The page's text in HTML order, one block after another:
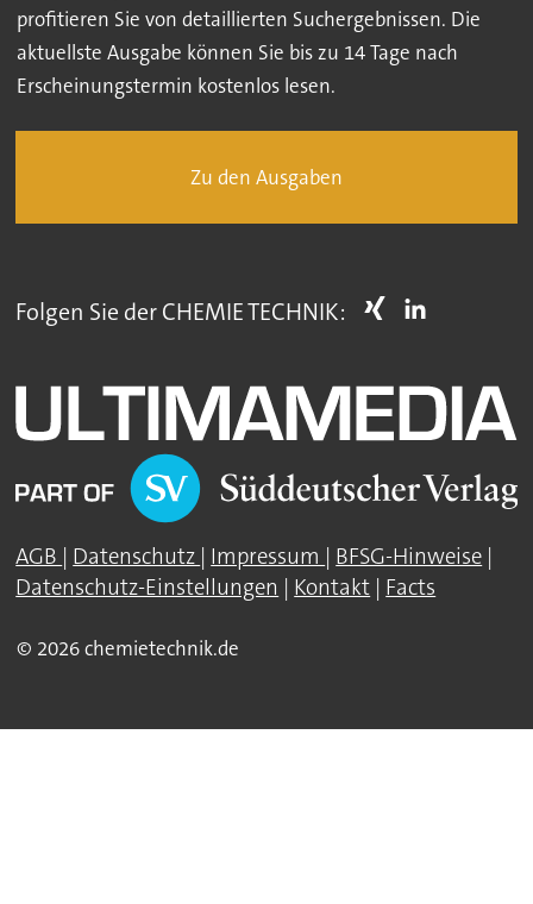
profitieren Sie von detaillierten Suchergebnissen. Die
aktuellste Ausgabe können Sie bis zu 14 Tage nach
Erscheinungstermin kostenlos lesen.
Zu den Ausgaben
Folgen Sie der CHEMIE TECHNIK:
AGB | Datenschutz | Impressum | BFSG-Hinweise |
Datenschutz-Einstellungen | Kontakt | Facts
© 2026 chemietechnik.de